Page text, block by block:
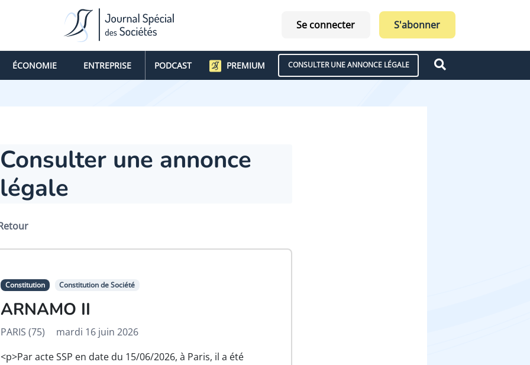
Se connecter S'abonner
ÉCONOMIE ENTREPRISE PODCAST PREMIUM CONSULTER UNE ANNONCE LÉGALE
Consulter une annonce
légale
Constitution Constitution de Société
ARNAMO II
PARIS (75)
mardi 16 juin 2026
<p>Par acte SSP en date du 15/06/2026, à Paris, il a été